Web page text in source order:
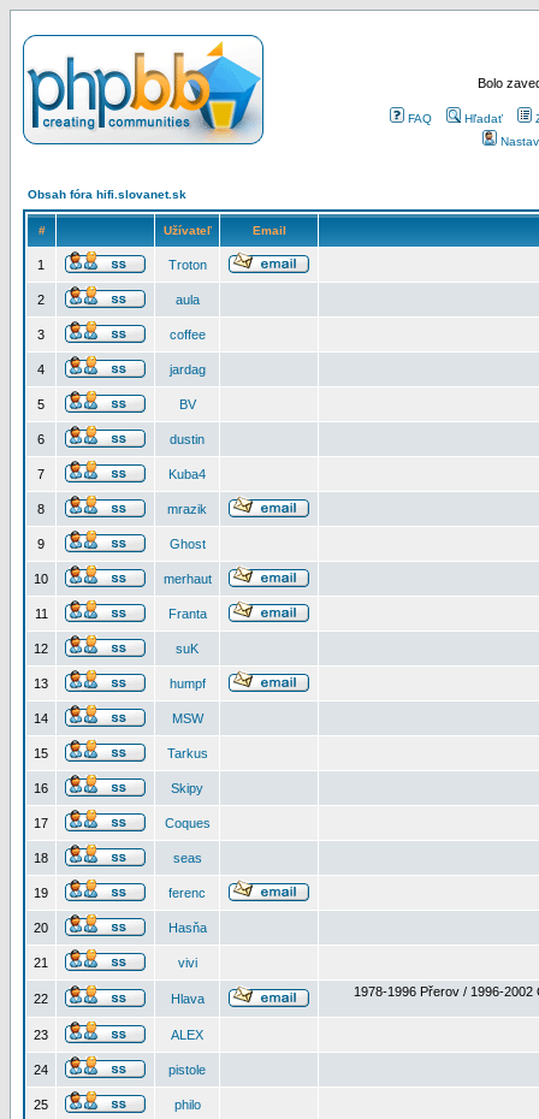
Bolo
FAQ Hľadať
Obsah fóra hifi.slovanet.sk
# Užívateľ Email
1 Troton
2 aula
3 coffee
4 jardag
5 BV
6 dustin
7 Kuba4
8 mrazik
9 Ghost
10 merhaut
11 Franta
12 suK
13 humpf
14 MSW
15 Tarkus
16 Skipy
17 Coques
18 seas
19 ferenc
20 Hasňa
21 vivi
22 Hlava 1978-1996 Přerov / 1996-2002
23 ALEX
24 pistole
25 philo